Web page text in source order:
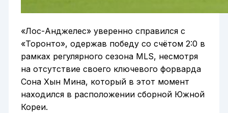
«Лос-Анджелес» уверенно справился с
«Торонто», одержав победу со счётом 2:0 в
рамках регулярного сезона MLS, несмотря
на отсутствие своего ключевого форварда
Сона Хын Мина, который в этот момент
находился в расположении сборной Южной
Кореи.